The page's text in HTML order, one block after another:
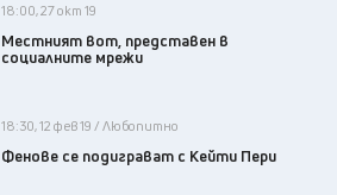
18:00, 27 окт 19
Местният вот, представен в
социалните мрежи
18:30, 12 фев 19 / Любопитно
Фенове се подиграват с Кейти Пери